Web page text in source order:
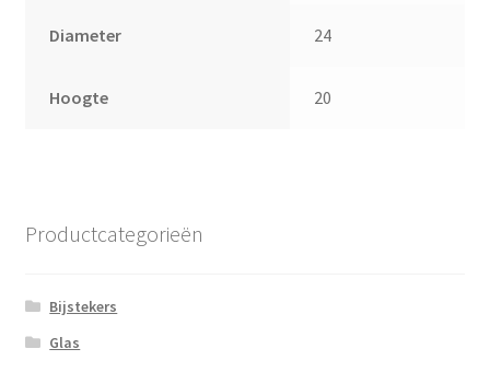
Diameter 24
Hoogte 20
Productcategorieën
Bijstekers
Glas